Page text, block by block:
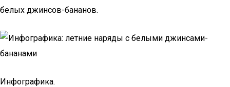
белых джинсов-бананов.
Инфографика.